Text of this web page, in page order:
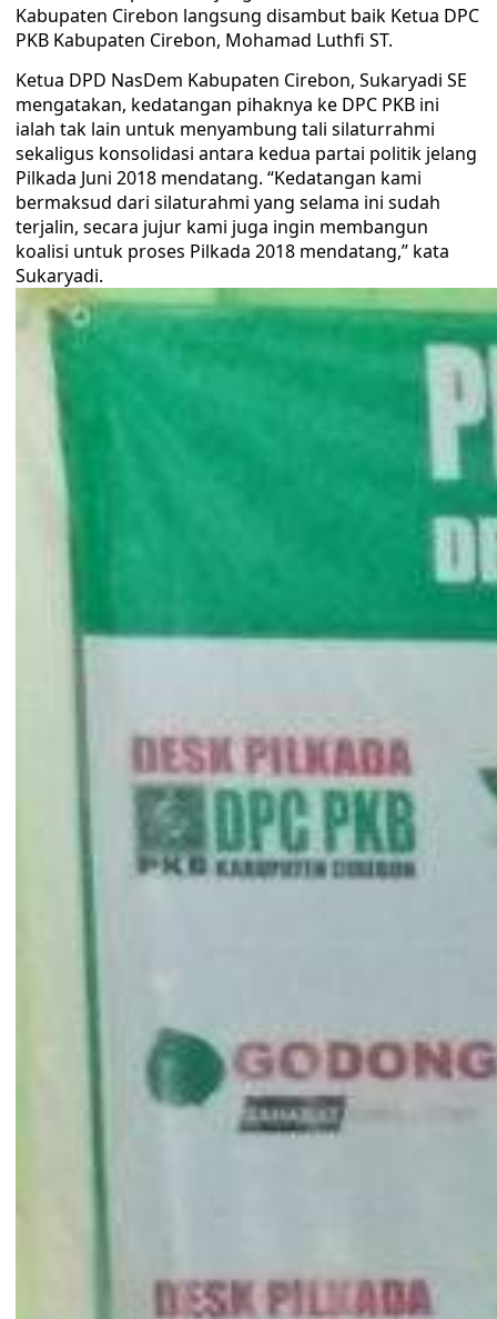
Kabupaten Cirebon langsung disambut baik Ketua DPC
PKB Kabupaten Cirebon, Mohamad Luthfi ST.
Ketua DPD NasDem Kabupaten Cirebon, Sukaryadi SE
mengatakan, kedatangan pihaknya ke DPC PKB ini
ialah tak lain untuk menyambung tali silaturrahmi
sekaligus konsolidasi antara kedua partai politik jelang
Pilkada Juni 2018 mendatang. “Kedatangan kami
bermaksud dari silaturahmi yang selama ini sudah
terjalin, secara jujur kami juga ingin membangun
koalisi untuk proses Pilkada 2018 mendatang,” kata
Sukaryadi.